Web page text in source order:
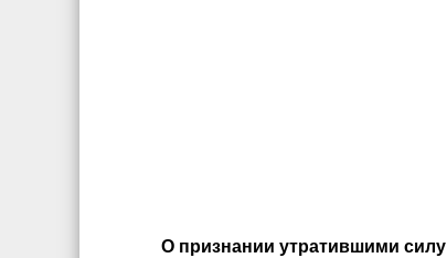
О признании утратившими